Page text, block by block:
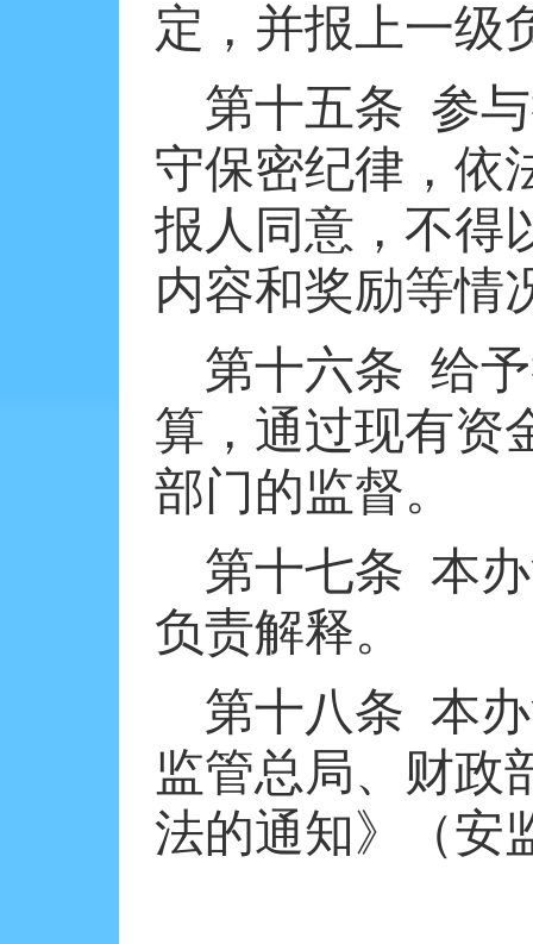
定，并报上一级
第十五条 参
守保密纪律，依
报人同意，不得
内容和奖励等情
第十六条 给
算，通过现有资
部门的监督。
第十七条 本
负责解释。
第十八条 本
监管总局、财政
法的通知》（安